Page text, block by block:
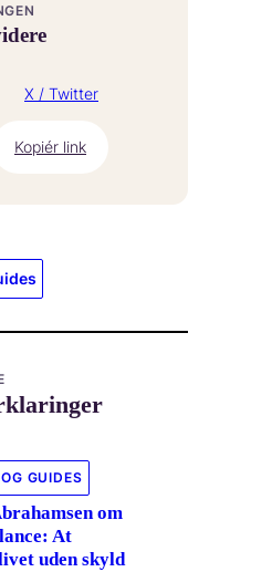
X / Twitter
Kopiér link
GUIDES
om
At
uden skyld